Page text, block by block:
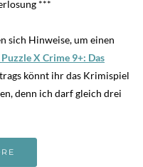
***
sich Hinweise, um einen
Puzzle X Crime 9+: Das
könnt ihr das Krimispiel
denn ich darf gleich drei